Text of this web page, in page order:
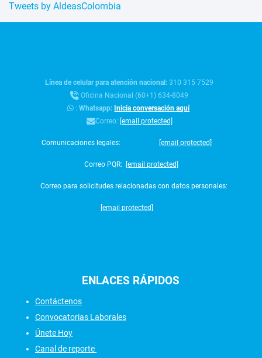
Tweets by AldeasColombia
Línea de celular para atención nacional:310 315 7529
Oficina Nacional (60+1) 634-8049
:Whatsapp: Inicia conversación aquí
Correo: [email protected]
Comunicaciones legales: [email protected]
Correo PQR: [email protected]
Correo para solicitudes relacionadas con datos personales:
[email protected]
ENLACES RÁPIDOS
Contáctenos
Convocatorias Laborales
Únete Hoy
Canal de reporte